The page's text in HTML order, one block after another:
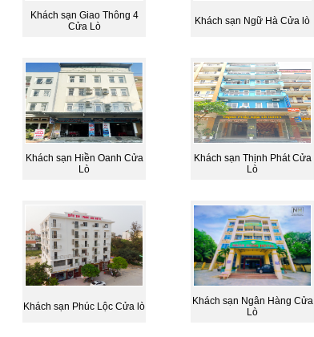
Khách sạn Giao Thông 4
Cửa Lò
Khách sạn Ngữ Hà Cửa lò
Khách sạn Hiền Oanh Cửa
Lò
Khách sạn Thịnh Phát Cửa
Lò
Khách sạn Phúc Lộc Cửa lò
Khách sạn Ngân Hàng Cửa
Lò